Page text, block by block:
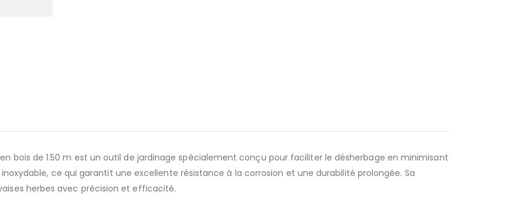
bois de 1.50 m est un outil de jardinage spécialement conçu pour faciliter le désherbage en minimisant
ce qui garantit une excellente résistance à la corrosion et une durabilité prolongée. Sa
herbes avec précision et efficacité.